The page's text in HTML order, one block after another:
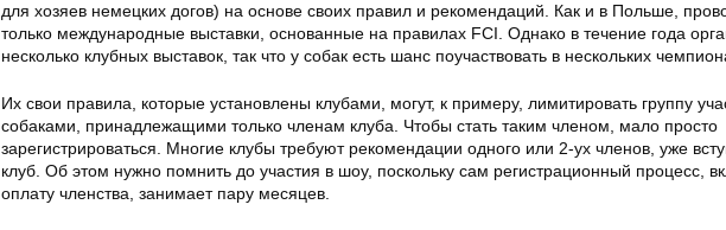
для хозяев немецких догов) на основе своих правил и рекомендаций. Как и в Польше,
только международные выставки, основанные на правилах FCI. Однако в течение года
несколько клубных выставок, так что у собак есть шанс поучаствовать в нескольких
Их свои правила, которые установлены клубами, могут, к примеру, лимитировать группу
собаками, принадлежащими только членам клуба. Чтобы стать таким членом, мало просто
зарегистрироваться. Многие клубы требуют рекомендации одного или 2-ух членов, уже
клуб. Об этом нужно помнить до участия в шоу, поскольку сам регистрационный процесс,
оплату членства, занимает пару месяцев.